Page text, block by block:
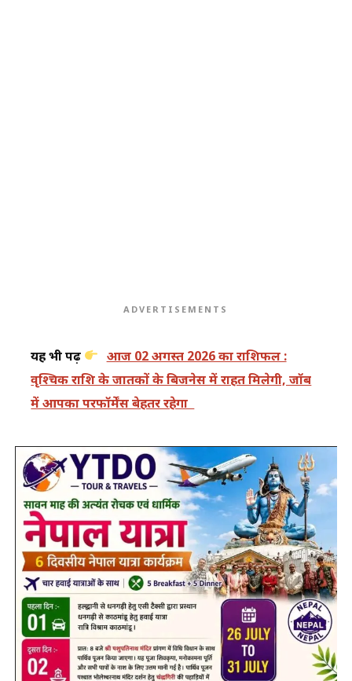
ADVERTISEMENTS
यह भी पढ़ें
आज 02 अगस्त 2026 का राशिफल :
वृश्चिक राशि के जातकों के बिजनेस में राहत मिलेगी, जॉब
में आपका परफॉर्मेंस बेहतर रहेगा